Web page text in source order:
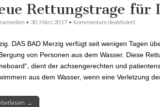
Rettungstrage für
• 30. März 2017 • Kommentare deaktiviert
DAS BAD Merzig verfügt seit wenigen Tagen
von Personen aus dem Wasser. Diese
dient der achsengerechten und
aus dem Wasser, wenn eine Verletzung
→